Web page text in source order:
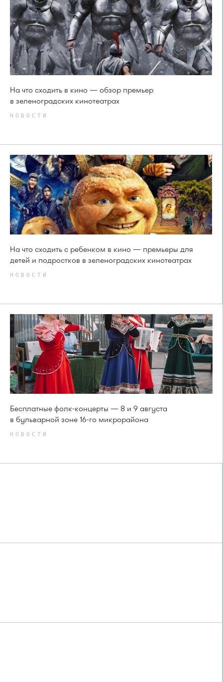
На что сходить в кино — обзор премьер
в зеленоградских кинотеатрах
НОВОСТИ
На что сходить с ребенком в кино — премьеры для
детей и подростков в зеленоградских кинотеатрах
НОВОСТИ
Бесплатные фолк-концерты — 8 и 9 августа
в бульварной зоне 16-го микрорайона
НОВОСТИ